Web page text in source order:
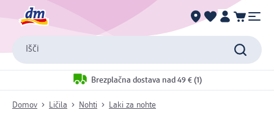
Išči
Brezplačna dostava nad 49 € (1)
Domov Ličila Nohti Laki za nohte